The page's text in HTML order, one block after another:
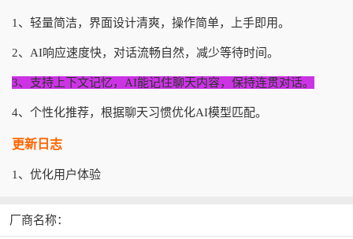
1、轻量简洁，界面设计清爽，操作简单，上手即用。
2、AI响应速度快，对话流畅自然，减少等待时间。
3、支持上下文记忆，AI能记住聊天内容，保持连贯对话。
4、个性化推荐，根据聊天习惯优化AI模型匹配。
更新日志
1、优化用户体验
厂商名称：